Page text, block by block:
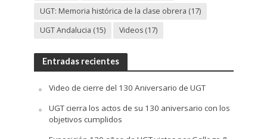
UGT: Memoria histórica de la clase obrera (17)
UGT Andalucia (15) Videos(17)
Entradas recientes
Video de cierre del 130 Aniversario de UGT
UGT cierra los actos de su 130 aniversario con los
objetivos cumplidos